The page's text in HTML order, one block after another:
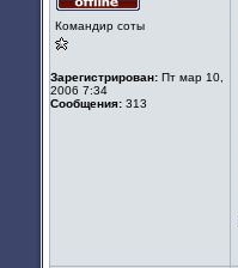
в
Командир соты
Зарегистрирован: Пт мар 10,
2006 7:34
Сообщения: 313